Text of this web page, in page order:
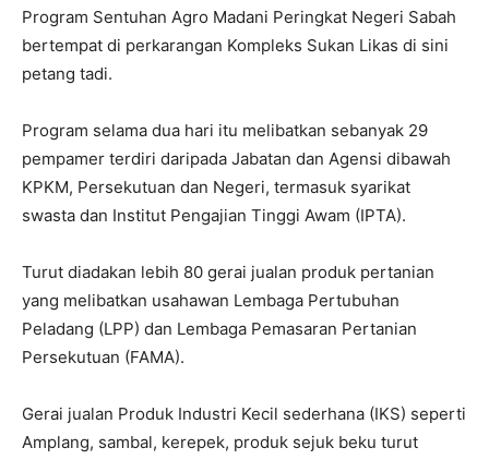
Program Sentuhan Agro Madani Peringkat Negeri Sabah
bertempat di perkarangan Kompleks Sukan Likas di sini
petang tadi.
Program selama dua hari itu melibatkan sebanyak 29
pempamer terdiri daripada Jabatan dan Agensi dibawah
KPKM, Persekutuan dan Negeri, termasuk syarikat
swasta dan Institut Pengajian Tinggi Awam (IPTA).
Turut diadakan lebih 80 gerai jualan produk pertanian
yang melibatkan usahawan Lembaga Pertubuhan
Peladang (LPP) dan Lembaga Pemasaran Pertanian
Persekutuan (FAMA).
Gerai jualan Produk Industri Kecil sederhana (IKS) seperti
Amplang, sambal, kerepek, produk sejuk beku turut